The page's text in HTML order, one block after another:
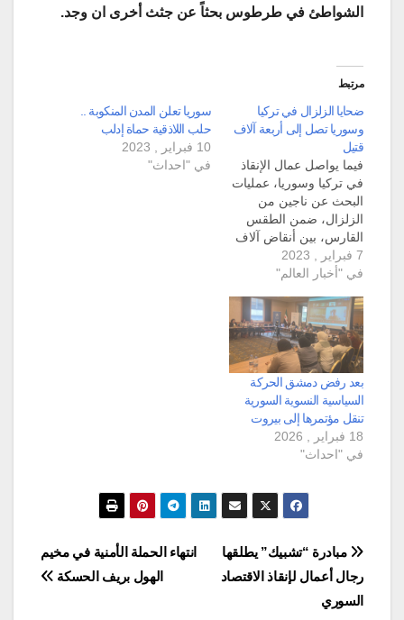
الشواطئ في طرطوس بحثاً عن جثث أخرى ان وجد.
مرتبط
ضحايا الزلزال في تركيا
وسوريا تصل إلى أربعة آلاف
قتيل
فيما يواصل عمال الإنقاذ
في تركيا وسوريا، عمليات
البحث عن ناجين من
الزلزال، ضمن الطقس
القارس، بين أنقاض آلاف
المباني المدمرة جراء
سلسلة هزات عنيفة هزت
وسوريا، الثلاثاء، حصيلة
جديدة لضحايا الزلزال
العنيف الذي ضرب
البلدين، إذ أكدتا وصول
عدد القتلى إلى أربعة
آلاف شخص. وتسبب
الزلزال…
7 فبراير , 2023
في "أخبار العالم"
سوريا تعلن المدن المنكوبة ..
حلب اللاذقية حماة إدلب
10 فبراير , 2023
في "احداث"
بعد رفض دمشق الحركة
السياسية النسوية السورية
تنقل مؤتمرها إلى بيروت
18 فبراير , 2026
في "احداث"
تصفّح
المقالات
انتهاء الحملة الأمنية في مخيم
الهول بريف الحسكة
مبادرة “تشبيك” يطلقها
رجال أعمال لإنقاذ الاقتصاد
السوري